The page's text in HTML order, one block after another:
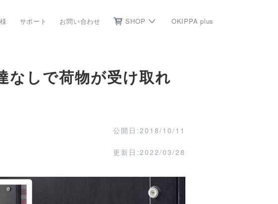
サポート お問い合わせ SHOP OKIPPA plus
なしで荷物が受け取れ
公開日:2018/10/11
更新日:2022/03/28